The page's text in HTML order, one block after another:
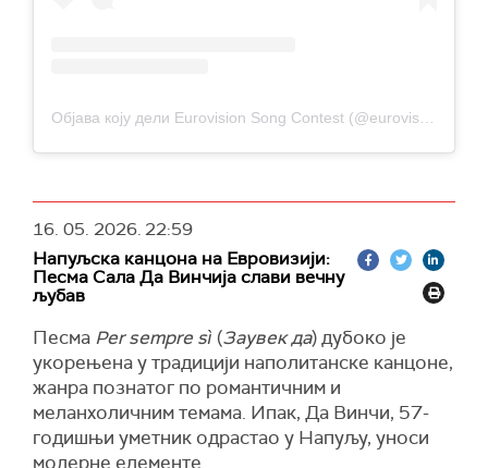
16. 05. 2026.22:59
Напуљска канцона на Евровизији:
Песма Сала Да Винчија слави вечну
љубав
Песма Per sempre sì (Заувек да) дубоко је
укорењена у традицији наполитанске канцоне,
жанра познатог по романтичним и
меланхоличним темама. Ипак, Да Винчи, 57-
годишњи уметник одрастао у Напуљу, уноси
модерне елементе.